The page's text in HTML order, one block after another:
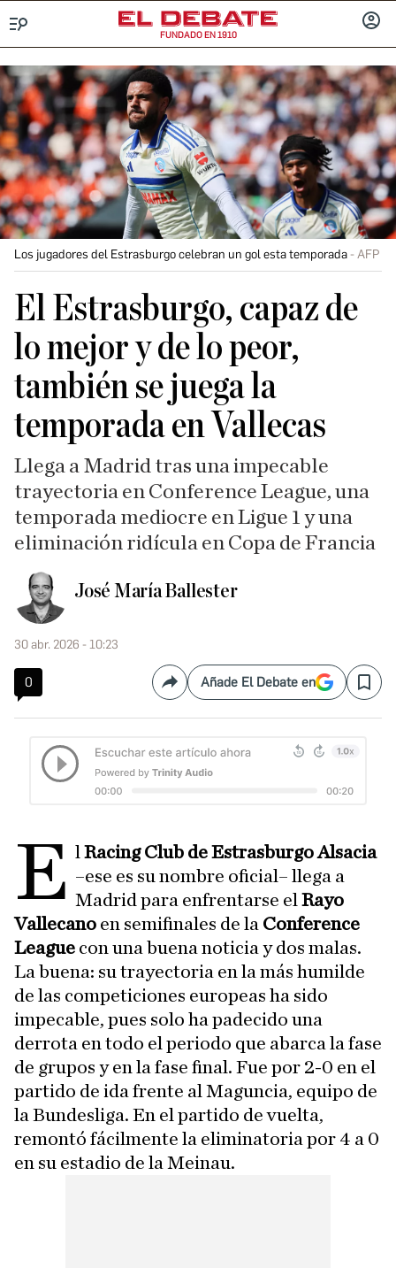
FUNDADO EN 1910
Los jugadores del Estrasburgo celebran un gol esta temporada AFP
El Estrasburgo, capaz de
lo mejor y de lo peor,
también se juega la
temporada en Vallecas
Llega a Madrid tras una impecable
trayectoria en Conference League, una
temporada mediocre en Ligue 1 y una
eliminación ridícula en Copa de Francia
José María Ballester
30 abr. 2026 - 10:23
0 CompartirAñade El Debate en Save
E lRacing Club de Estrasburgo Alsacia
–ese es su nombre oficial– llega a
Madrid para enfrentarse elRayo
Vallecano en semifinales de la Conference
League con una buena noticia y dos malas.
La buena: su trayectoria en la más humilde
de las competiciones europeas ha sido
impecable, pues solo ha padecido una
derrota en todo el periodo que abarca la fase
de grupos y en la fase final. Fue por 2-0 en el
partido de ida frente al Maguncia, equipo de
la Bundesliga. En el partido de vuelta,
remontó fácilmente la eliminatoria por 4 a 0
en su estadio de la Meinau.